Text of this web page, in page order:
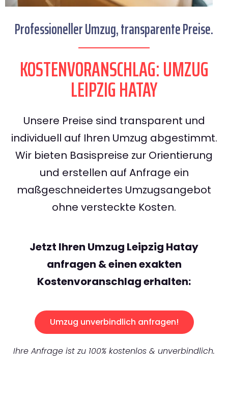
Professioneller Umzug, transparente Preise.
KOSTENVORANSCHLAG: UMZUG
LEIPZIG HATAY
Unsere Preise sind transparent und
individuell auf Ihren Umzug abgestimmt.
Wir bieten Basispreise zur Orientierung
und erstellen auf Anfrage ein
maßgeschneidertes Umzugsangebot
ohne versteckte Kosten.
Jetzt Ihren Umzug Leipzig Hatay
anfragen & einen exakten
Kostenvoranschlag erhalten:
Umzug unverbindlich anfragen!
Ihre Anfrage ist zu 100% kostenlos & unverbindlich.